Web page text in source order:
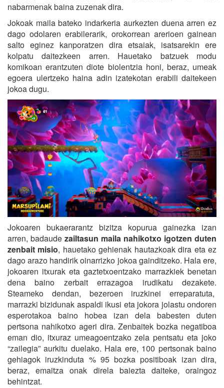
nabarmenak baina zuzenak dira.
Jokoak maila bateko indarkeria aurkezten duena arren ez
dago odolaren erabilerarik, orokorrean arerioen gainean
salto eginez kanporatzen dira etsaiak, isatsarekin ere
kolpatu daitezkeen arren. Hauetako batzuek modu
komikoan erantzuten diote biolentzia honi, beraz, umeak
egoera ulertzeko haina adin izatekotan erabili daitekeen
jokoa dugu.
Jokoaren bukaerarantz bizitza kopurua gainezka izan
arren, badaude zailtasun maila nahikotxo igotzen duten
zenbait misio, hauetako gehienak hautazkoak dira eta ez
dago arazo handirik oinarrizko jokoa gainditzeko. Hala ere,
jokoaren itxurak eta gaztetxoentzako marrazkiek benetan
dena baino zerbait errazagoa irudikatu dezakete.
Steameko dendan, bezeroen iruzkinei erreparatuta,
marrazki bizidunak aspaldi ikusi eta jokora jolastu ondoren
esperotakoa baino hobea izan dela babesten duten
pertsona nahikotxo ageri dira. Zenbaitek bozka negatiboa
eman dio, itxuraz umeagoentzako zela pentsatu eta joko
“zailegia” aurkitu duelako. Hala ere, 100 pertsonak baino
gehiagok iruzkinduta % 95 bozka positiboak izan dira,
beraz, emaitza onak direla baiezta daiteke, oraingoz
behintzat.